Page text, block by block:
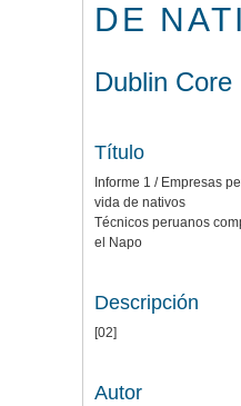
DE
Dublin Core
Título
Informe 1 / Empresas
vida de nativos
Técnicos peruanos
el Napo
Descripción
[02]
Autor